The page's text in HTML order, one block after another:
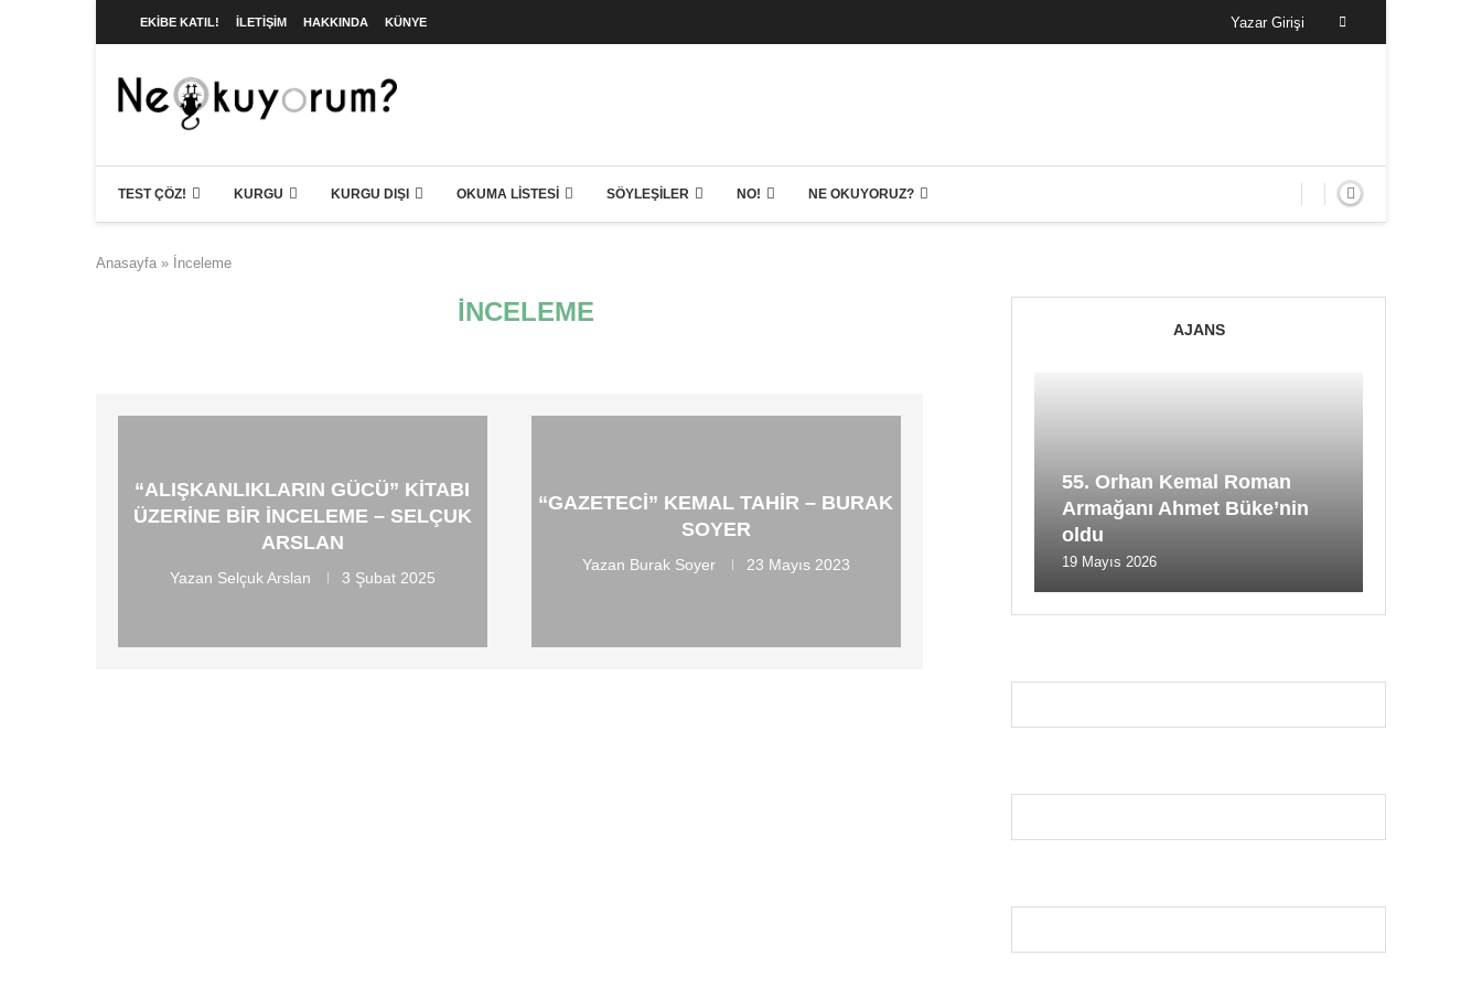
EKIBE KATIL! İLETIŞIM HAKKINDA KÜNYE Yazar Girişi
TEST ÇÖZ! KURGU KURGU DIŞI OKUMA LISTESI SÖYLEŞILER NO! NE OKUYORUZ?
Anasayfa » İnceleme
İNCELEME
“ALIŞKANLIKLARIN GÜCÜ” KITABI
ÜZERINE BIR İNCELEME – SELÇUK
ARSLAN
Yazan Selçuk Arslan 3 Şubat 2025
“GAZETECI” KEMAL TAHIR – BURAK
SOYER
Yazan Burak Soyer 23 Mayıs 2023
AJANS
55. Orhan Kemal Roman
Armağanı Ahmet Büke’nin
oldu
19 Mayıs 2026